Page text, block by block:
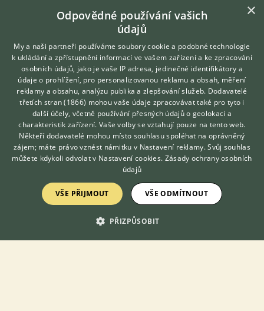
KONTAKT DO REDAKCE WEBU
redakce@ifauna.cz
nonstop
INZERCE
DISKUSE
ČLÁNKY
Hledáte zvířecího kamaráda?
Zdarma vám poradí
VETERINÁŘ ONLINE
KONZULTOVAT S
VETERINÁŘEM
×
Odpovědné používání vašich
údajů
My a naši partneři používáme soubory cookie a podobné technologie
k ukládání a zpřístupnění informací ve vašem zařízení a ke zpracování
osobních údajů, jako je vaše IP adresa, jedinečné identifikátory a
údaje o prohlížení, pro personalizovanou reklamu a obsah, měření
reklamy a obsahu, analýzu publika a zlepšování služeb. Dodavatelé
třetích stran (1866) mohou vaše údaje zpracovávat také pro tyto i
další účely, včetně používání přesných údajů o geolokaci a
charakteristik zařízení. Vaše volby se vztahují pouze na tento web.
Někteří dodavatelé mohou místo souhlasu spoléhat na oprávněný
zájem; máte právo vznést námitku v Nastavení reklamy. Svůj souhlas
můžete kdykoli odvolat v Nastavení cookies. Zásady ochrany osobních
údajů
VŠE PŘIJMOUT VŠE ODMÍTNOUT
PŘIZPŮSOBIT